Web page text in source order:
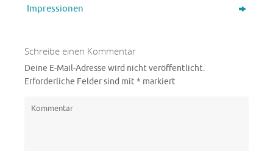
Impressionen
Schreibe einen Kommentar
Deine E-Mail-Adresse wird nicht veröffentlicht.
Erforderliche Felder sind mit* markiert